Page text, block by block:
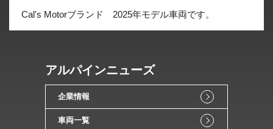
Cal's Motorブランド 2025年モデル車両です。
アルパインニューズ
企業情報
車両一覧